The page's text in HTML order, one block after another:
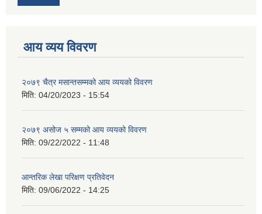
आय व्यय विवरण
२०७९ चैत्र मसान्तसम्मको आय व्ययको विवरण
मिति: 04/20/2023 - 15:54
२०७९ असोज ५ सम्मको आय व्ययको विवरण
मिति: 09/22/2022 - 11:48
आन्तरिक लेखा परिक्षण प्रतिवेदन
मिति: 09/06/2022 - 14:25